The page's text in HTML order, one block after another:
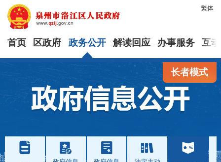
繁体
首页 区政府 政务公开 解读回应 办事服务 互
长者模式